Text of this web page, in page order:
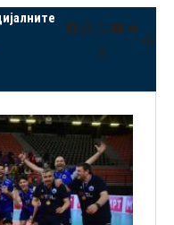
Facebook
Instagram
X YouTube
VK
Mail